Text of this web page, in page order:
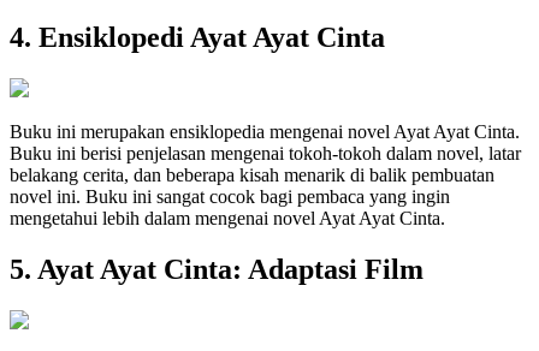
4. Ensiklopedi Ayat Ayat Cinta
Buku ini merupakan ensiklopedia mengenai novel Ayat Ayat Cinta.
Buku ini berisi penjelasan mengenai tokoh-tokoh dalam novel, latar
belakang cerita, dan beberapa kisah menarik di balik pembuatan
novel ini. Buku ini sangat cocok bagi pembaca yang ingin
mengetahui lebih dalam mengenai novel Ayat Ayat Cinta.
5. Ayat Ayat Cinta: Adaptasi Film